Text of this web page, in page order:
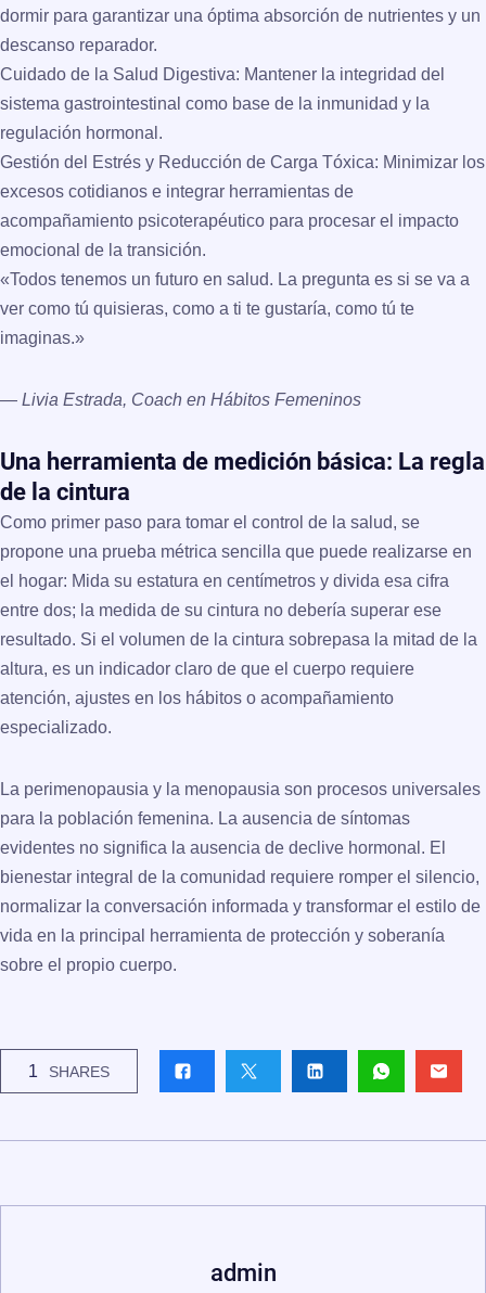
dormir para garantizar una óptima absorción de nutrientes y un
descanso reparador.
Cuidado de la Salud Digestiva: Mantener la integridad del
sistema gastrointestinal como base de la inmunidad y la
regulación hormonal.
Gestión del Estrés y Reducción de Carga Tóxica: Minimizar los
excesos cotidianos e integrar herramientas de
acompañamiento psicoterapéutico para procesar el impacto
emocional de la transición.
«Todos tenemos un futuro en salud. La pregunta es si se va a
ver como tú quisieras, como a ti te gustaría, como tú te
imaginas.»
— Livia Estrada, Coach en Hábitos Femeninos
Una herramienta de medición básica: La regla
de la cintura
Como primer paso para tomar el control de la salud, se
propone una prueba métrica sencilla que puede realizarse en
el hogar: Mida su estatura en centímetros y divida esa cifra
entre dos; la medida de su cintura no debería superar ese
resultado. Si el volumen de la cintura sobrepasa la mitad de la
altura, es un indicador claro de que el cuerpo requiere
atención, ajustes en los hábitos o acompañamiento
especializado.
La perimenopausia y la menopausia son procesos universales
para la población femenina. La ausencia de síntomas
evidentes no significa la ausencia de declive hormonal. El
bienestar integral de la comunidad requiere romper el silencio,
normalizar la conversación informada y transformar el estilo de
vida en la principal herramienta de protección y soberanía
sobre el propio cuerpo.
1 SHARES
admin